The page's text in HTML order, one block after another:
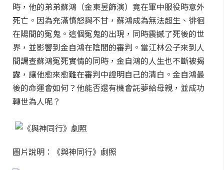
時，他的弟弟蘇鴻（金東昱飾演）竟在軍中服役時意外
死亡。因為充滿憤怒與不甘，蘇鴻成為無法超生、徘徊
在陽間的冤鬼。這個冤鬼的出現，同時震撼了死後的世
界，並影響到金自鴻在陰間的審判。當江林公子來到人
間調查蘇鴻冤死實情的同時，金自鴻的人生也不斷被揭
露，讓他愈來愈難在審判中證明自己的清白。金自鴻最
後的命運會如何？他能否還有機會託夢給母親，並成功
轉世為人呢？
圖片說明：《與神同行》劇照